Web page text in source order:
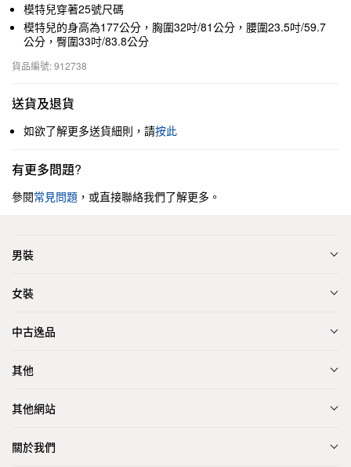
模特兒穿著25號尺碼
模特兒的身高為177公分，胸圍32吋/81公分，腰圍23.5吋/59.7
公分，臀圍33吋/83.8公分
貨品編號: 912738
送貨及退貨
如欲了解更多送貨細則，請按此
有更多問題?
參閱常見問題 ，或直接聯絡我們了解更多。
男裝
女裝
中古逸品
其他
其他網站
關於我們